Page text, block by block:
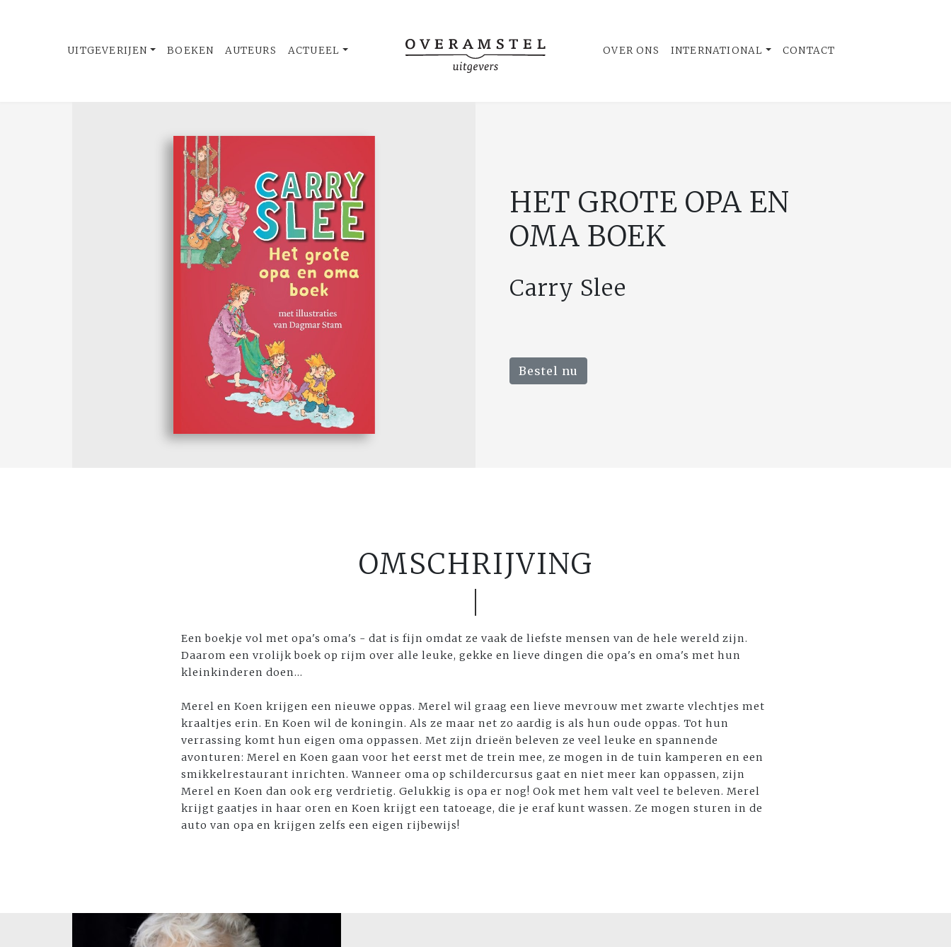
UITGEVERIJEN BOEKEN AUTEURS ACTUEEL OVER ONS INTERNATIONAL CONTACT
HET GROTE OPA EN
OMA BOEK
Carry Slee
Bestel nu
OMSCHRIJVING
Een boekje vol met opa's oma's - dat is fijn omdat ze vaak de liefste mensen van de hele wereld zijn.
Daarom een vrolijk boek op rijm over alle leuke, gekke en lieve dingen die opa's en oma's met hun
kleinkinderen doen...
Merel en Koen krijgen een nieuwe oppas. Merel wil graag een lieve mevrouw met zwarte vlechtjes met
kraaltjes erin. En Koen wil de koningin. Als ze maar net zo aardig is als hun oude oppas. Tot hun
verrassing komt hun eigen oma oppassen. Met zijn drieën beleven ze veel leuke en spannende
avonturen: Merel en Koen gaan voor het eerst met de trein mee, ze mogen in de tuin kamperen en een
smikkelrestaurant inrichten. Wanneer oma op schildercursus gaat en niet meer kan oppassen, zijn
Merel en Koen dan ook erg verdrietig. Gelukkig is opa er nog! Ook met hem valt veel te beleven. Merel
krijgt gaatjes in haar oren en Koen krijgt een tatoeage, die je eraf kunt wassen. Ze mogen sturen in de
auto van opa en krijgen zelfs een eigen rijbewijs!